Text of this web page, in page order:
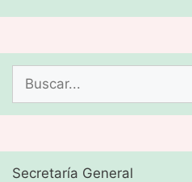
Secretaría General